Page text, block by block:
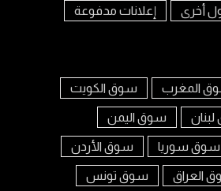
أخرى إعلانات مدفوعة
المغرب سوق الكويت
سوق اليمن
سوق سوريا سوق الأردن
العراق سوق تونس